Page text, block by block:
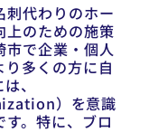
刺代わりのホー
上のための施策
市で企業・個人
多くの方に自
、
）を意識
。特に、ブロ